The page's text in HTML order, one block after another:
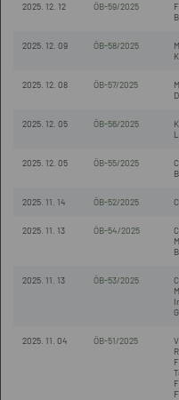
2025. 12. 12 ÖB-59/2025
2025. 12. 09 ÖB-58/2025
2025. 12. 08 ÖB-57/2025
2025. 12. 05 ÖB-56/2025
2025. 12. 05 ÖB-55/2025
2025. 11. 14 ÖB-52/2025
2025. 11. 13 ÖB-54/2025
2025. 11. 13 ÖB-53/2025
2025. 11. 04 ÖB-51/2025